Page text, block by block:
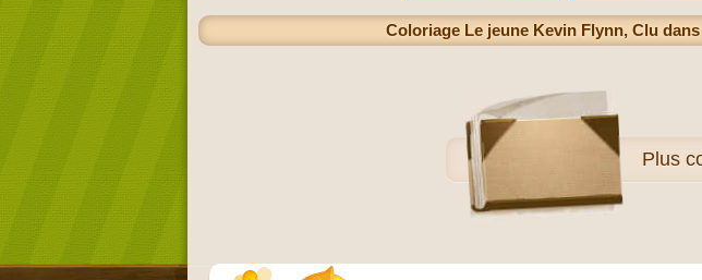
Coloriage Le jeune Kevin Flynn, Clu
Plus